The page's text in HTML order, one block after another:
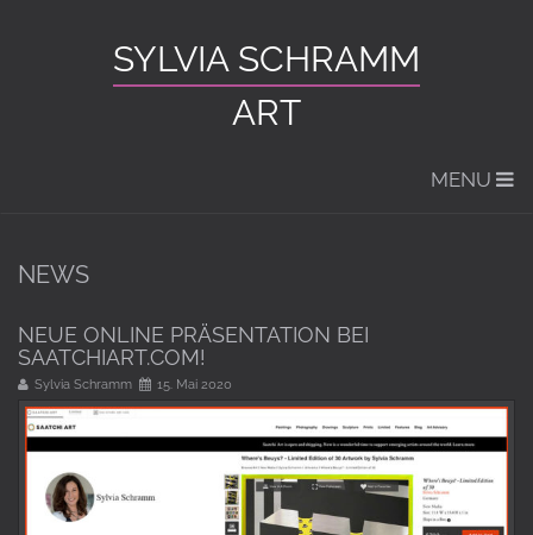
SYLVIA SCHRAMM
ART
MENU
NEWS
NEUE ONLINE PRÄSENTATION BEI
SAATCHIART.COM!
Sylvia Schramm 15. Mai 2020